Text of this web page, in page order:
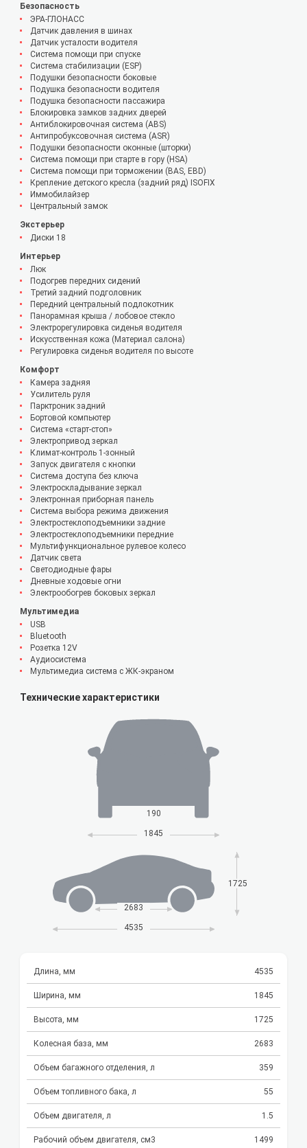
Безопасность
ЭРА-ГЛОНАСС
Датчик давления в шинах
Датчик усталости водителя
Система помощи при спуске
Система стабилизации (ESP)
Подушки безопасности боковые
Подушка безопасности водителя
Подушка безопасности пассажира
Блокировка замков задних дверей
Антиблокировочная система (ABS)
Антипробуксовочная система (ASR)
Подушки безопасности оконные (шторки)
Система помощи при старте в гору (HSA)
Система помощи при торможении (BAS, EBD)
Крепление детского кресла (задний ряд) ISOFIX
Иммобилайзер
Центральный замок
Экстерьер
Диски 18
Интерьер
Люк
Подогрев передних сидений
Третий задний подголовник
Передний центральный подлокотник
Панорамная крыша / лобовое стекло
Электрорегулировка сиденья водителя
Искусственная кожа (Материал салона)
Регулировка сиденья водителя по высоте
Комфорт
Камера задняя
Усилитель руля
Парктроник задний
Бортовой компьютер
Система «старт-стоп»
Электропривод зеркал
Климат-контроль 1-зонный
Запуск двигателя с кнопки
Система доступа без ключа
Электроскладывание зеркал
Электронная приборная панель
Система выбора режима движения
Электростеклоподъемники задние
Электростеклоподъемники передние
Мультифункциональное рулевое колесо
Датчик света
Светодиодные фары
Дневные ходовые огни
Электрообогрев боковых зеркал
Мультимедиа
USB
Bluetooth
Розетка 12V
Аудиосистема
Мультимедиа система с ЖК-экраном
Технические характеристики
190
1845
2683
1725
4535
Длина, мм 4535
Ширина, мм 1845
Высота, мм 1725
Колесная база, мм 2683
Объем багажного отделения, л 359
Объем топливного бака, л 55
Объем двигателя, л 1.5
Рабочий объем двигателя, см3 1499